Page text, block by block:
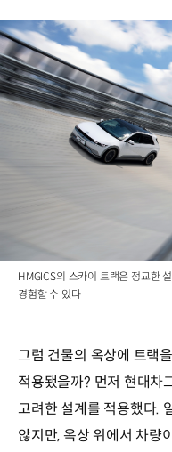
HMGICS의 스카이 트랙은 정교한
경험할 수 있다
그럼 건물의 옥상에 트랙
적용됐을까? 먼저 현대차
고려한 설계를 적용했다.
않지만, 옥상 위에서 차량